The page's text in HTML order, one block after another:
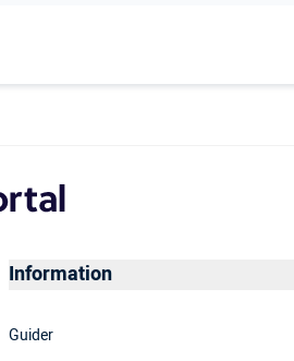
Information
Guider